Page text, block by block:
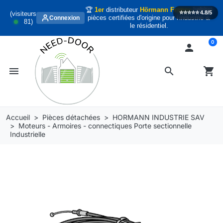
(visiteurs
81)
Connexion
🏆 1erdistributeur Hörmann Francehabitat
pièces certifiées d'origine pour l'industrie &
le résidentiel.
⭐️⭐️⭐️⭐️⭐️4.8/5
search
menu

shopping_cart
0
Accueil Pièces détachées
HORMANN INDUSTRIE SAV
Moteurs - Armoires - connectiques Porte sectionnelle
Industrielle